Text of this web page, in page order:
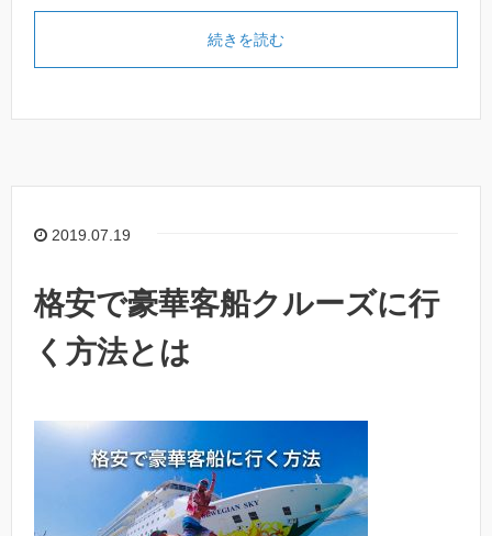
続きを読む
2019.07.19
格安で豪華客船クルーズに行
く方法とは